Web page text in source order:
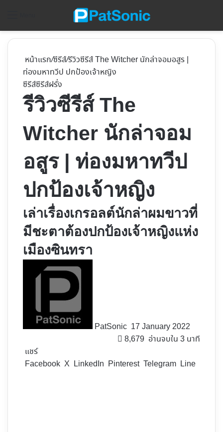
หน้าแรก/ซีรีส์/รีวิวซีรีส์ The Witcher นักล่าจอมอสูร |
ท่องมหาทวีป ปกป้องเจ้าหญิง
ซีรีส์ซีรีส์ฝรั่ง
รีวิวซีรีส์ The
Witcher นักล่าจอม
อสูร | ท่องมหาทวีป
ปกป้องเจ้าหญิง
เล่าเรื่องเกรอลต์นักล่าผมขาวที่
มีชะตาต้องปกป้องเจ้าหญิงแห่ง
เมืองซินทรา
PatSonic 17 January 2022
8,679 อ่านจบใน 3 นาที
แชร์
Facebook X LinkedIn Pinterest Telegram Line